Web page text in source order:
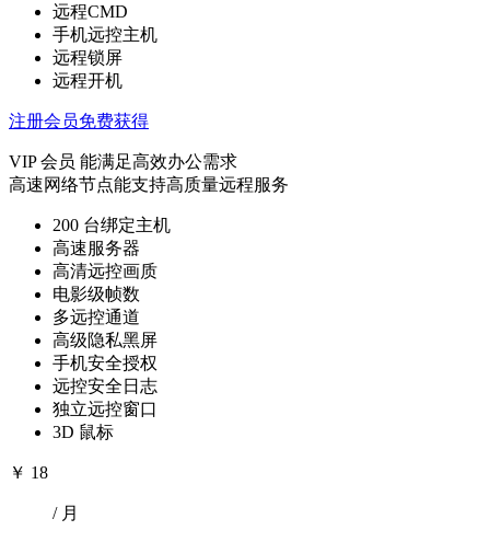
远程CMD
手机远控主机
远程锁屏
远程开机
注册会员免费获得
VIP 会员 能满足高效办公需求
高速网络节点能支持高质量远程服务
200 台绑定主机
高速服务器
高清远控画质
电影级帧数
多远控通道
高级隐私黑屏
手机安全授权
远控安全日志
独立远控窗口
3D 鼠标
￥ 18
/ 月